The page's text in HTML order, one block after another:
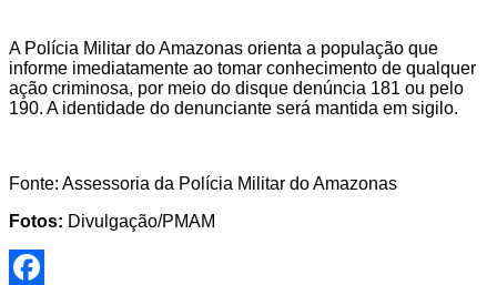
A Polícia Militar do Amazonas orienta a população que
informe imediatamente ao tomar conhecimento de qualquer
ação criminosa, por meio do disque denúncia 181 ou pelo
190. A identidade do denunciante será mantida em sigilo.
Fonte: Assessoria da Polícia Militar do Amazonas
Fotos: Divulgação/PMAM